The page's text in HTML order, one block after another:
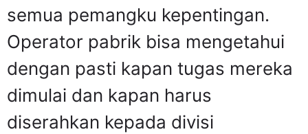
semua pemangku kepentingan.
Operator pabrik bisa mengetahui
dengan pasti kapan tugas mereka
dimulai dan kapan harus
diserahkan kepada divisi